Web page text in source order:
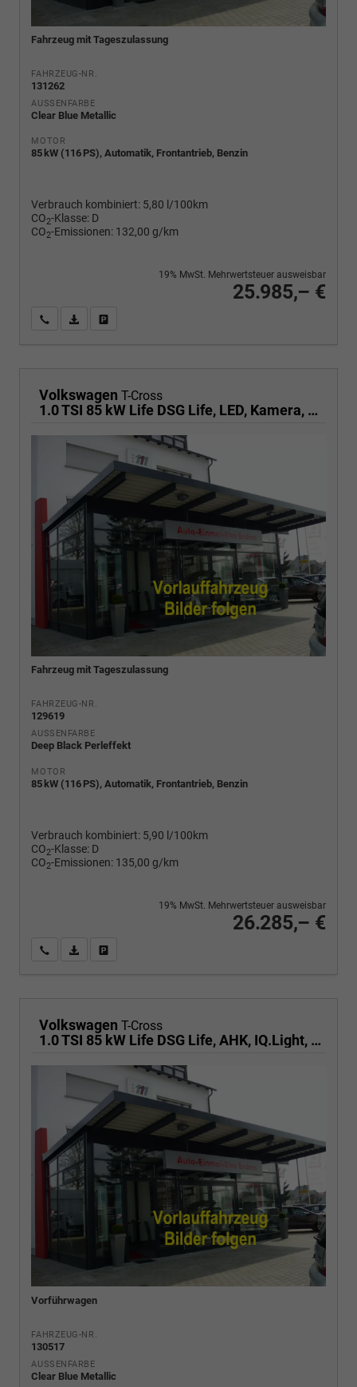
Fahrzeug mit Tageszulassung
FAHRZEUG-NR.
131262
AUSSENFARBE
Clear Blue Metallic
MOTOR
85 kW (116 PS), Automatik, Frontantrieb, Benzin
Verbrauch kombiniert: 5,80 l/100km
CO2-Klasse: D
CO2-Emissionen: 132,00 g/km
25.985,– €
19% MwSt. Mehrwertsteuer ausweisbar
Wir rufen Sie anPDF-Fahrzeugexposé drucken
Volkswagen T-Cross
1.0 TSI 85 kW Life DSG Life, LED, Kamera, ACC, Side, Winter, 17-Zoll, 3-J. Garantie
Fahrzeug mit Tageszulassung
FAHRZEUG-NR.
129619
AUSSENFARBE
Deep Black Perleffekt
MOTOR
85 kW (116 PS), Automatik, Frontantrieb, Benzin
Verbrauch kombiniert: 5,90 l/100km
CO2-Klasse: D
CO2-Emissionen: 135,00 g/km
26.285,– €
19% MwSt. Mehrwertsteuer ausweisbar
Wir rufen Sie anPDF-Fahrzeugexposé drucken
Volkswagen T-Cross
1.0 TSI 85 kW Life DSG Life, AHK, IQ.Light, Kamera, ACC, Side, Winter, 17-Zoll
Vorführwagen
FAHRZEUG-NR.
130517
AUSSENFARBE
Clear Blue Metallic